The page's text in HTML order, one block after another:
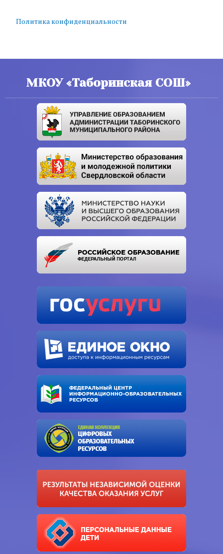
Политика конфиденциальности
МКОУ «Таборинская СОШ»